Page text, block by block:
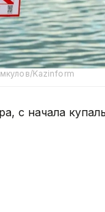
Kazinform
с начала